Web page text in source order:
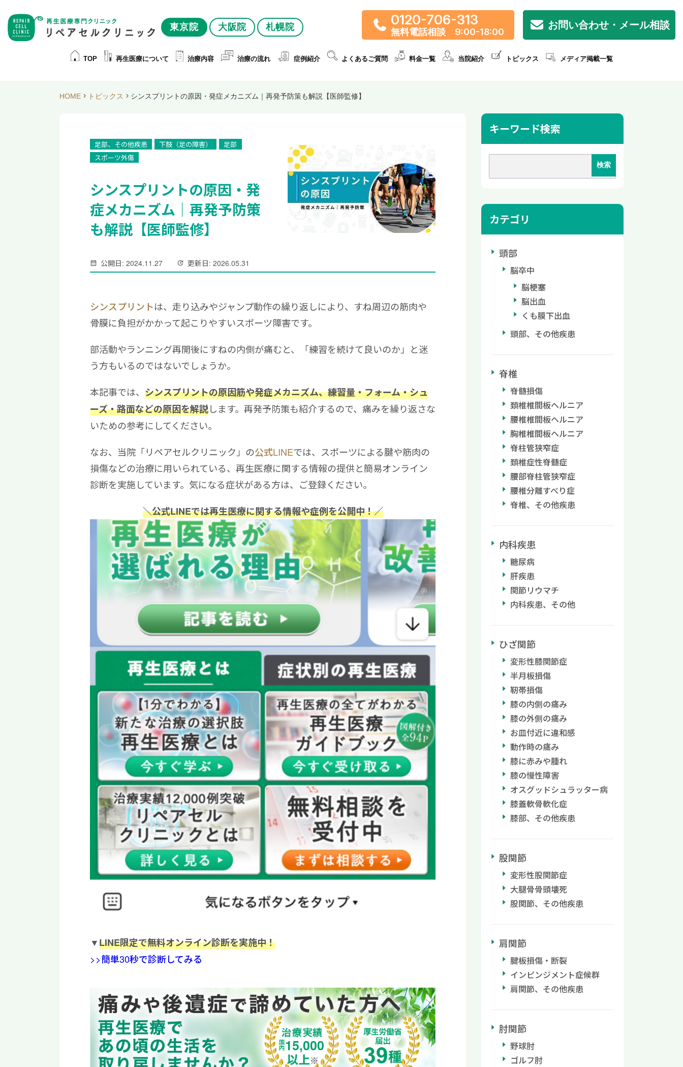
東京院 大阪院 札幌院 0120-706-313
無料電話相談 9:00-18:00
お問い合わせ・メール相談
TOP 再生医療について 治療内容 治療の流れ 症例紹介 よくあるご質問 料金一覧 当院紹介 トピックス メディア掲載一覧
HOME トピックス シンスプリントの原因・発症メカニズム｜再発予防策も解説【医師監修】
足部、その他疾患 下肢（足の障害）
足部
スポーツ外傷
シンスプリントの原因・発
症メカニズム｜再発予防策
も解説【医師監修】
公開日: 2024.11.27 更新日: 2026.05.31
シンスプリントは、走り込みやジャンプ動作の繰り返しにより、すね周辺の筋肉や
骨膜に負担がかかって起こりやすいスポーツ障害です。
部活動やランニング再開後にすねの内側が痛むと、「練習を続けて良いのか」と迷
う方もいるのではないでしょうか。
本記事では、 シンスプリントの原因筋や発症メカニズム、練習量・フォーム・シュ
ーズ・路面などの原因を解説します。再発予防策も紹介するので、痛みを繰り返さな
いための参考にしてください。
なお、当院「リペアセルクリニック」の公式LINEでは、スポーツによる腱や筋肉の
損傷などの治療に用いられている、再生医療に関する情報の提供と簡易オンライン
診断を実施しています。気になる症状がある方は、ご登録ください。
＼公式LINEでは再生医療に関する情報や症例を公開中！／
▼LINE限定で無料オンライン診断を実施中！
>>簡単30秒で診断してみる
15,000
キーワード検索
カテゴリ
頭部
脳卒中
脳梗塞
脳出血
くも膜下出血
頭部、その他疾患
脊椎
脊髄損傷
頚椎椎間板ヘルニア
腰椎椎間板ヘルニア
胸椎椎間板ヘルニア
脊柱管狭窄症
頚椎症性脊髄症
腰部脊柱管狭窄症
腰椎分離すべり症
脊椎、その他疾患
内科疾患
糖尿病
肝疾患
関節リウマチ
内科疾患、その他
ひざ関節
変形性膝関節症
半月板損傷
靭帯損傷
膝の内側の痛み
膝の外側の痛み
お皿付近に違和感
動作時の痛み
膝に赤みや腫れ
膝の慢性障害
オスグッドシュラッター病
膝蓋軟骨軟化症
膝部、その他疾患
股関節
変形性股関節症
大腿骨骨頭壊死
股関節、その他疾患
肩関節
腱板損傷・断裂
インピンジメント症候群
肩関節、その他疾患
肘関節
野球肘
ゴルフ肘